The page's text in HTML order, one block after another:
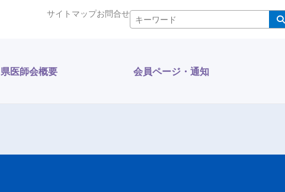
サイトマップお問合せ
検索
県医師会概要 会員ページ・通知